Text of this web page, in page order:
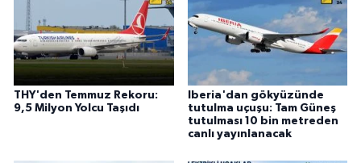
THY'den Temmuz Rekoru:
9,5 Milyon Yolcu Taşıdı
Iberia'dan gökyüzünde
tutulma uçuşu: Tam Güneş
tutulması 10 bin metreden
canlı yayınlanacak